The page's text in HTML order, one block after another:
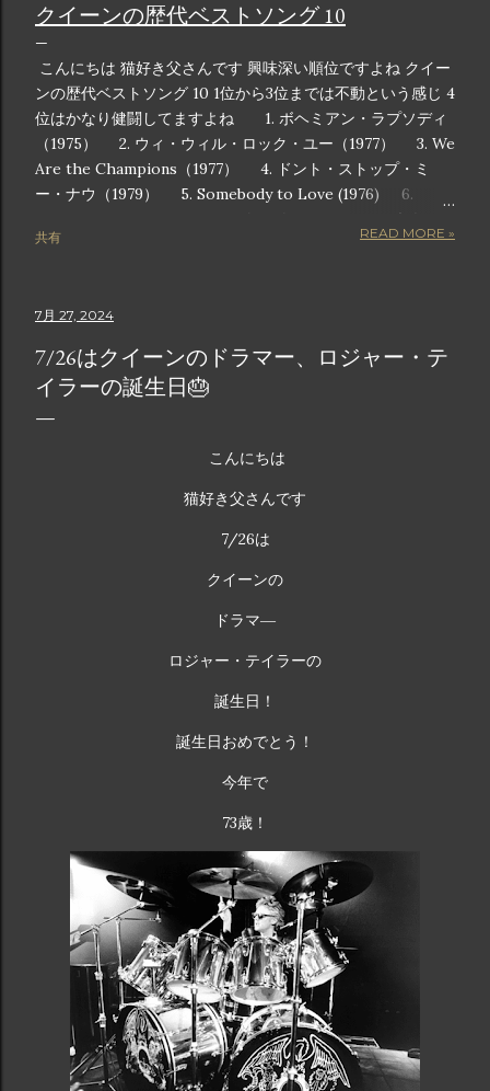
クイーンの歴代ベストソング 10
こんにちは 猫好き父さんです 興味深い順位ですよね クイー
ンの歴代ベストソング 10 1位から3位までは不動という感じ 4
位はかなり健闘してますよね 1. ボヘミアン・ラプソディ
（1975） 2. ウィ・ウィル・ロック・ユー（1977） 3. We
Are the Champions（1977） 4. ドント・ストップ・ミ
ー・ナウ（1979） 5. Somebody to Love (1976) 6.
Another One Bites the Dust (1980) 7. ラジオ・ガガ
（1984） 8. アンダー・プレッシャー（1981） 9. キラー
り出ただけでなく、ポップカルチャーの枠組みに深く根付い
た、クイーンの歴代人気曲トップ 10 を詳しく紹介します。
これらの曲は単なるヒット曲ではありません。観客をスタジ
アムに足を踏み鳴らすような音で包み込み、勝利のメロディ
ーで気分を高揚させ、心のこもった歌詞で感情を呼び起こす
を初めて知った人でも、このリストには、音楽の革新者や世
界的アイコンとしてのクイーンの遺産を定義する曲が紹介さ
おいて、クイーンほど伝説的な地位を獲得したバンドはごく
わずかです。ロック、オペラ、ファンク、ポップスを融合さ
クイーンの音楽は、世代を超えて受け継がれ、史上最も象徴
クイーンの歴代ベストソング 10
https://t.co/A1ZC3WUVVY #クイーン ...
共有 READ MORE »
7月 27, 2024
7/26はクイーンのドラマー、ロジャー・テ
イラーの誕生日🎂
こんにちは
猫好き父さんです
7/26は
クイーンの
ドラマ―
ロジャー・テイラーの
誕生日！
誕生日おめでとう！
今年で
73歳！